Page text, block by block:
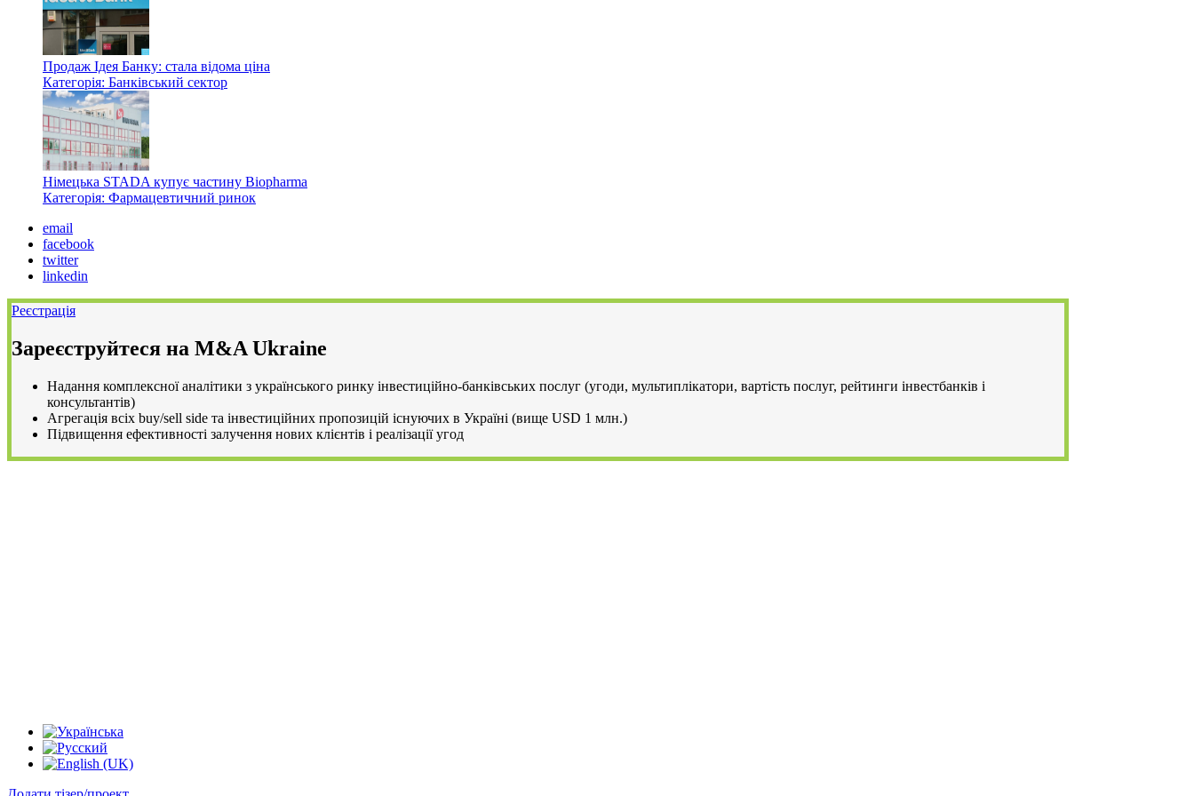
Продаж Ідея Банку: стала відома ціна
Категорія: Банківський сектор
Німецька STADA купує частину Biopharma
Категорія: Фармацевтичний ринок
email
facebook
twitter
linkedin
Реєстрація
Зареєструйтеся на M&A Ukraine
Надання комплексної аналітики з українського ринку інвестиційно-банківських послуг (угоди, мультиплікатори, вартість послуг, рейтинги інвестбанків і
консультантів)
Агрегація всіх buy/sell side та інвестиційних пропозицій існуючих в Україні (вище USD 1 млн.)
Підвищення ефективності залучення нових клієнтів і реалізації угод